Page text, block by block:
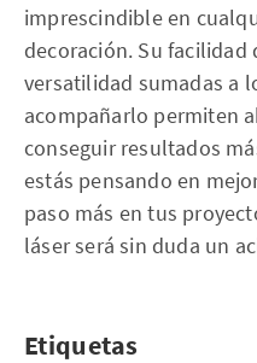
imprescindible en
decoración. Su facilidad
versatilidad sumadas a
acompañarlo permiten
conseguir resultados
estás pensando en
paso más en tus
láser será sin duda un
Etiquetas